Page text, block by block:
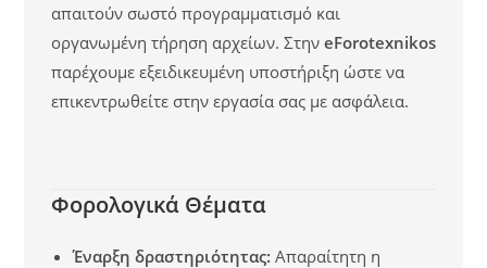
απαιτούν σωστό προγραμματισμό και
οργανωμένη τήρηση αρχείων. Στην eForotexnikos
παρέχουμε εξειδικευμένη υποστήριξη ώστε να
επικεντρωθείτε στην εργασία σας με ασφάλεια.
Φορολογικά Θέματα
Έναρξη δραστηριότητας: Απαραίτητη η